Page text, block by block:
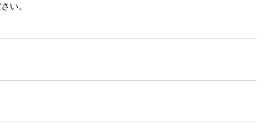
い。